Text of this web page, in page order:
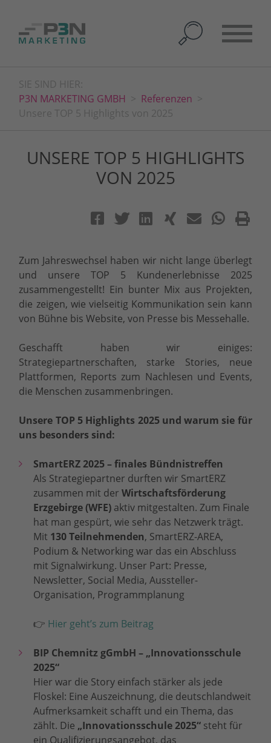
SIE SIND HIER:
P3N MARKETING GMBH
Referenzen
Unsere TOP 5 Highlights von 2025
UNSERE TOP 5 HIGHLIGHTS
VON 2025
Zum Jahreswechsel haben wir nicht lange überlegt
und unsere TOP 5 Kundenerlebnisse 2025
zusammengestellt! Ein bunter Mix aus Projekten,
die zeigen, wie vielseitig Kommunikation sein kann
von Bühne bis Website, von Presse bis Messehalle.
Geschafft haben wir einiges:
Strategiepartnerschaften, starke Stories, neue
Plattformen, Reports zum Nachlesen und Events,
die Menschen zusammenbringen.
Unsere TOP 5 Highlights 2025 und warum sie für
uns besonders sind:
SmartERZ 2025 – finales Bündnistreffen
Als Strategiepartner durften wir SmartERZ
zusammen mit derWirtschaftsförderung
Erzgebirge (WFE) aktiv mitgestalten. Zum Finale
hat man gespürt, wie sehr das Netzwerk trägt.
Mit 130 Teilnehmenden, SmartERZ-AREA,
Podium & Networking war das ein Abschluss
mit Signalwirkung. Unser Part: Presse,
Newsletter, Social Media, Aussteller-
Organisation, Programmplanung
👉 Hier geht’s zum Beitrag
BIP Chemnitz gGmbH – „Innovationsschule
2025“
Hier war die Story einfach stärker als jede
Floskel: Eine Auszeichnung, die deutschlandweit
Aufmerksamkeit schafft und ein Thema, das
zählt. Die „Innovationsschule 2025“ steht für
ein Qualifizierungsangebot, das